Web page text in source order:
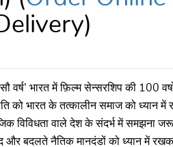
वर्ष’ भारत में फ़िल्म सेन्सरशिप की 100
को भारत के तत्कालीन समाज को ध्यान
विविधता वाले देश के संदर्भ में समझना
और बदलते नैतिक मानदंडों को ध्यान में